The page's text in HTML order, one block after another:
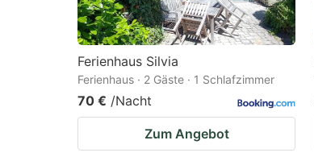
get
the
keyboard
shortcuts
for
changing
Ferienhaus Silvia
Ferienhaus · 2 Gäste · 1 Schlafzimmer
70 € /Nacht
Zum Angebot